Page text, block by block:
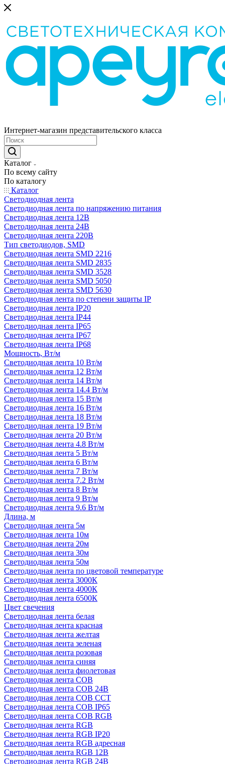
Интернет-магазин представительского класса
Каталог
По всему сайту
По каталогу
Каталог
Светодиодная лента
Светодиодная лента по напряжению питания
Светодиодная лента 12В
Светодиодная лента 24В
Светодиодная лента 220В
Тип светодиодов, SMD
Cветодиодная лента SMD 2216
Светодиодная лента SMD 2835
Светодиодная лента SMD 3528
Светодиодная лента SMD 5050
Светодиодная лента SMD 5630
Светодиодная лента по степени защиты IP
Светодиодная лента IP20
Светодиодная лента IP44
Светодиодная лента IP65
Светодиодная лента IP67
Светодиодная лента IP68
Мощность, Вт/м
Светодиодная лента 10 Вт/м
Светодиодная лента 12 Вт/м
Светодиодная лента 14 Вт/м
Светодиодная лента 14.4 Вт/м
Светодиодная лента 15 Вт/м
Светодиодная лента 16 Вт/м
Светодиодная лента 18 Вт/м
Светодиодная лента 19 Вт/м
Светодиодная лента 20 Вт/м
Светодиодная лента 4.8 Вт/м
Светодиодная лента 5 Вт/м
Светодиодная лента 6 Вт/м
Светодиодная лента 7 Вт/м
Светодиодная лента 7.2 Вт/м
Светодиодная лента 8 Вт/м
Светодиодная лента 9 Вт/м
Светодиодная лента 9.6 Вт/м
Длина, м
Светодиодная лента 5м
Светодиодная лента 10м
Светодиодная лента 20м
Светодиодная лента 30м
Светодиодная лента 50м
Светодиодная лента по цветовой температуре
Светодиодная лента 3000К
Светодиодная лента 4000К
Светодиодная лента 6500К
Цвет свечения
Светодиодная лента белая
Светодиодная лента красная
Светодиодная лента желтая
Светодиодная лента зеленая
Светодиодная лента розовая
Светодиодная лента синяя
Светодиодная лента фиолетовая
Светодиодная лента COB
Светодиодная лента COB 24В
Светодиодная лента COB CCT
Светодиодная лента COB IP65
Светодиодная лента COB RGB
Светодиодная лента RGB
Светодиодная лента RGB IP20
Светодиодная лента RGB адресная
Светодиодная лента RGB 12В
Светодиодная лента RGB 24В